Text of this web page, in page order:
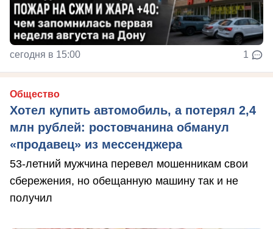
сегодня в 15:00 1
Общество
Хотел купить автомобиль, а потерял 2,4
млн рублей: ростовчанина обманул
«продавец» из мессенджера
53-летний мужчина перевел мошенникам свои
сбережения, но обещанную машину так и не
получил